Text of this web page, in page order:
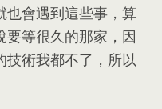
會遇到這些事 ， 算
要等很久的那家 ， 因
技術我都不了 ， 所以